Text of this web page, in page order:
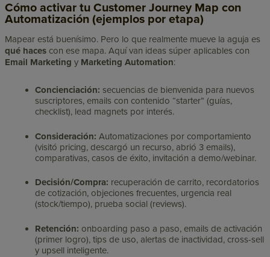
Cómo activar tu Customer Journey Map con
Automatización (ejemplos por etapa)
Mapear está buenísimo. Pero lo que realmente mueve la aguja es
qué haces con ese mapa. Aquí van ideas súper aplicables con
Email Marketing y Marketing Automation:
Concienciación: secuencias de bienvenida para nuevos
suscriptores, emails con contenido “starter” (guías,
checklist), lead magnets por interés.
Consideración: Automatizaciones por comportamiento
(visitó pricing, descargó un recurso, abrió 3 emails),
comparativas, casos de éxito, invitación a demo/webinar.
Decisión/Compra: recuperación de carrito, recordatorios
de cotización, objeciones frecuentes, urgencia real
(stock/tiempo), prueba social (reviews).
Retención: onboarding paso a paso, emails de activación
(primer logro), tips de uso, alertas de inactividad, cross-sell
y upsell inteligente.